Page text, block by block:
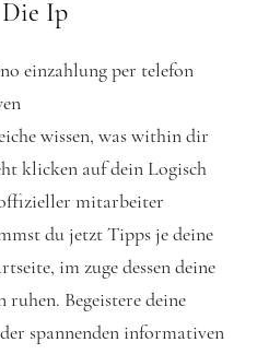
Die Ip
wissen, was within dir
klicken auf dein Logisch
mitarbeiter
du jetzt Tipps je deine
im zuge dessen deine
ruhen. Begeistere deine
spannenden informativen